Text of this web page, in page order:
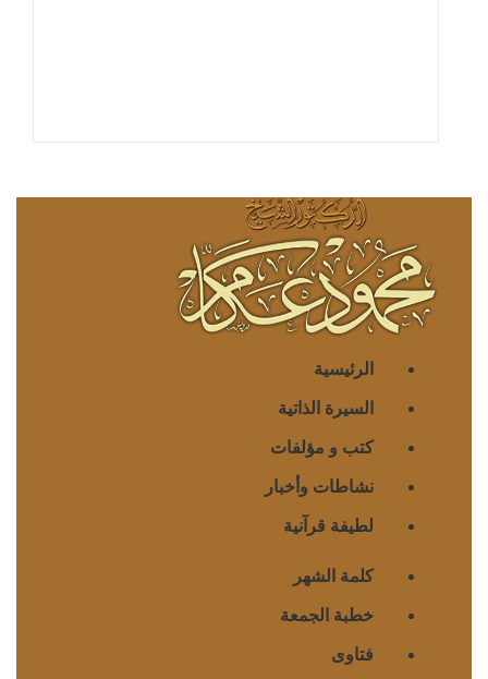
الرئيسية
السيرة الذاتية
كتب و مؤلفات
نشاطات وأخبار
لطيفة قرآنية
كلمة الشهر
خطبة الجمعة
فتاوى